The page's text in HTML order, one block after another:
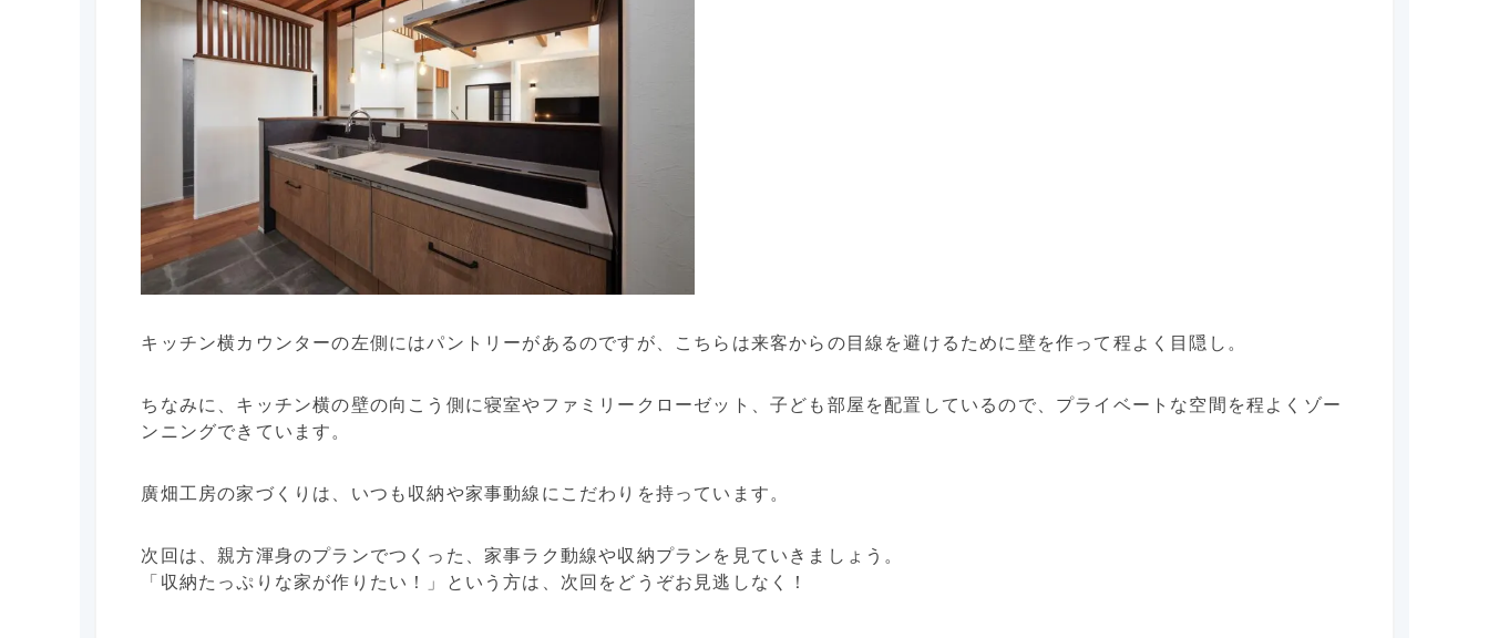
キッチン横カウンターの左側にはパントリーがあるのですが、こちらは来客からの目線を避けるために壁を作って程よく目隠し。
ちなみに、キッチン横の壁の向こう側に寝室やファミリークローゼット、子ども部屋を配置しているので、プライベートな空間を程よくゾー
ンニングできています。
廣畑工房の家づくりは、いつも収納や家事動線にこだわりを持っています。
次回は、親方渾身のプランでつくった、家事ラク動線や収納プランを見ていきましょう。
「収納たっぷりな家が作りたい！」という方は、次回をどうぞお見逃しなく！